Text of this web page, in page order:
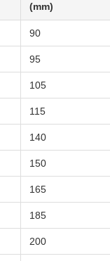
(mm)
90
95
105
115
140
150
165
185
200